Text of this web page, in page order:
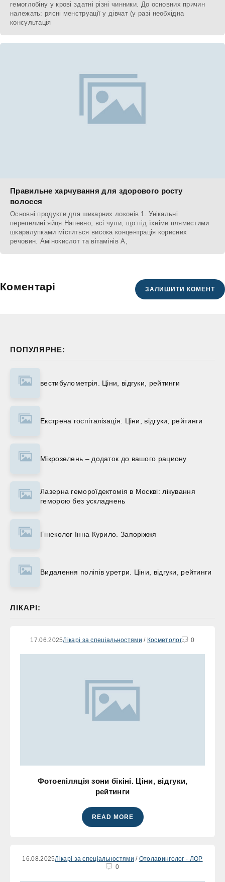
ПОПУЛЯРНЕ:
вестибулометрія. Ціни, відгуки, рейтинги
Екстрена госпіталізація. Ціни, відгуки, рейтинги
Мікрозелень – додаток до вашого рациону
Лазерна гемороїдектомія в Москві: лікування
геморою без ускладнень
Гінеколог Інна Курило. Запоріжжя
Видалення поліпів уретри. Ціни, відгуки, рейтинги
ЛІКАРІ:
17.06.2025Лікарі за спеціальностями / Косметолог 0
Фотоепіляція зони бікіні. Ціни, відгуки,
рейтинги
READ MORE
16.08.2025Лікарі за спеціальностями / Отоларинголог - ЛОР
0
гемоглобіну у крові здатні різні чинники. До основних причин
належать: рясні менструації у дівчат (у разі необхідна
консультація
Правильне харчування для здорового росту
волосся
Основні продукти для шикарних локонів 1. Унікальні
перепелині яйця.Напевно, всі чули, що під їхніми плямистими
шкаралупками міститься висока концентрація корисних
речовин. Амінокислот та вітамінів А,
Коментарі ЗАЛИШИТИ КОМЕНТ